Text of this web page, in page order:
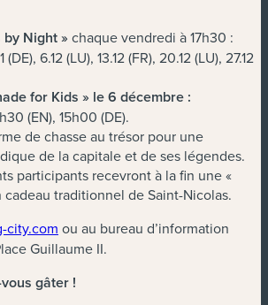
Night » chaque vendredi à 17h30 :
(DE), 6.12 (LU), 13.12 (FR), 20.12 (LU), 27.12
for Kids » le 6 décembre :
(EN), 15h00 (DE).
de chasse au trésor pour une
de la capitale et de ses légendes.
participants recevront à la fin une «
cadeau traditionnel de Saint-Nicolas.
city.com ou au bureau d’information
Guillaume II.
gâter !